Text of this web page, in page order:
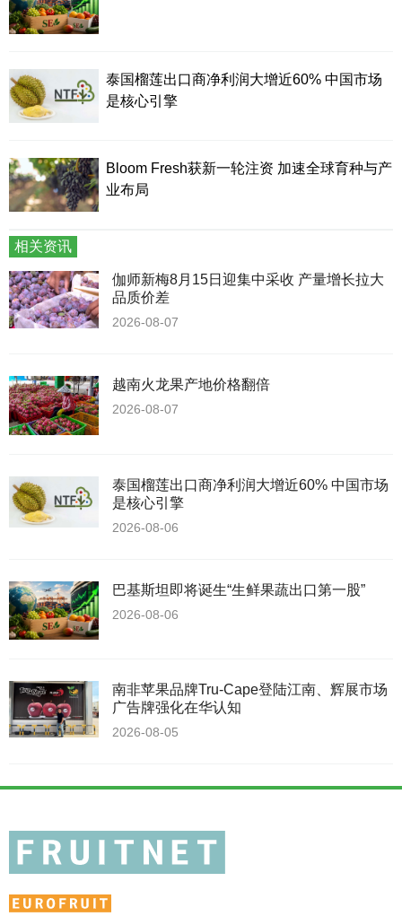
泰国榴莲出口商净利润大增近60% 中国市场
是核心引擎
Bloom Fresh获新一轮注资 加速全球育种与产
业布局
相关资讯
伽师新梅8月15日迎集中采收 产量增长拉大
品质价差
2026-08-07
越南火龙果产地价格翻倍
2026-08-07
泰国榴莲出口商净利润大增近60% 中国市场
是核心引擎
2026-08-06
巴基斯坦即将诞生“生鲜果蔬出口第一股”
2026-08-06
南非苹果品牌Tru-Cape登陆江南、辉展市场
广告牌强化在华认知
2026-08-05